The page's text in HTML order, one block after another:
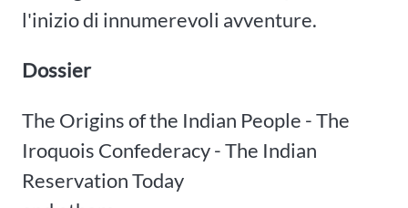
l'inizio di innumerevoli avventure.
Dossier
The Origins of the Indian People - The
Iroquois Confederacy - The Indian
Reservation Today